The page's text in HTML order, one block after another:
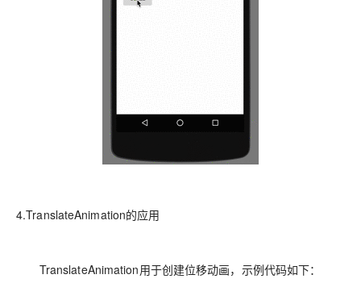
4.TranslateAnimation的应用
TranslateAnimation用于创建位移动画，示例代码如下：